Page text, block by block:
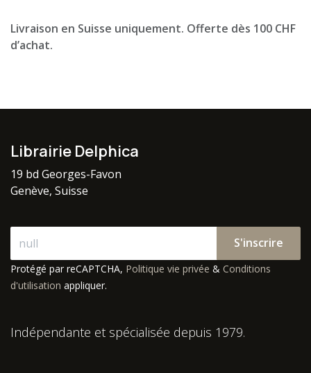
Livraison en Suisse uniquement. Offerte dès 100 CHF
d’achat.
Librairie Delphica
19 bd Georges-Favon
Genève, Suisse
S'inscrire
Protégé par reCAPTCHA, Politique vie privée & Conditions
d'utilisation appliquer.
Indépendante et spécialisée depuis 1979.